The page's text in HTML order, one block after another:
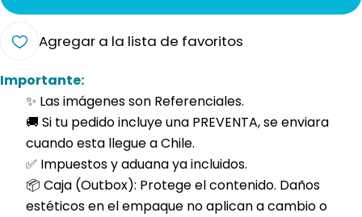
Agregar a la lista de favoritos
Importante:
✨ Las imágenes son Referenciales.
🚚 Si tu pedido incluye una PREVENTA, se enviara
cuando esta llegue a Chile.
✅ Impuestos y aduana ya incluidos.
📦 Caja (Outbox): Protege el contenido. Daños
estéticos en el empaque no aplican a cambio o